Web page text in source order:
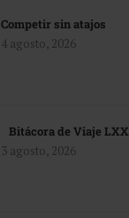
Competir sin atajos
4 agosto, 2026
Bitácora de Viaje LXX
3 agosto, 2026